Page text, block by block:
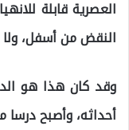
العصرية قابلة
النقض من أسفل، ولا
أحداثه، وأصبح